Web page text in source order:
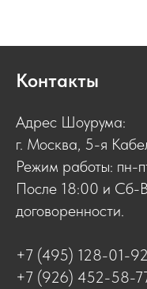
Контакты
Адрес Шоурума:
г. Москва, 5-я
Режим работы: пн-
После 18:00 и Сб-
договоренности.
+7 (495) 128-01-92
+7 (926) 452-58-